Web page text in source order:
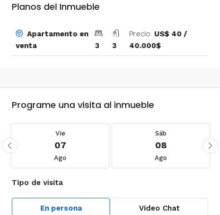
Planos del Inmueble
Apartamento en
venta
3 3
Precio: US$ 40 /
40.000$
Programe una visita al inmueble
Vie
07
Ago
Sáb
08
Ago
Tipo de visita
En persona Video Chat